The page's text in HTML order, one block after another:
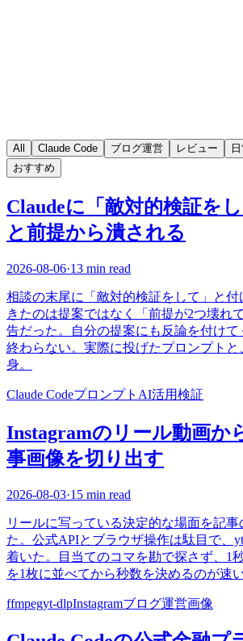
All Claude Code ブログ運営 レビュー
おすすめ
Claudeに「敵対的検証を
と前提から潰される
2026-08-06·13 min read
相談の末尾に「敵対的検証をして」と付
きたのは提案ではなく「前提が2つ壊れ
告だった。自分の提案にも反論を付け
終わらない。実際に投げたプロンプトと
身。
Claude Codeプロンプト AI活用検証
Instagramのリール動画か
事画像を切り出す
2026-08-03·15 min read
リールに写っている決定的な場面を記
た。公式APIとブラウザ操作は駄目で、
着いた。目当てのコマを勘で探さず、1
を1枚に並べてから秒数を決めるのが速い
ffmpegyt-dlpInstagramブログ運営画像